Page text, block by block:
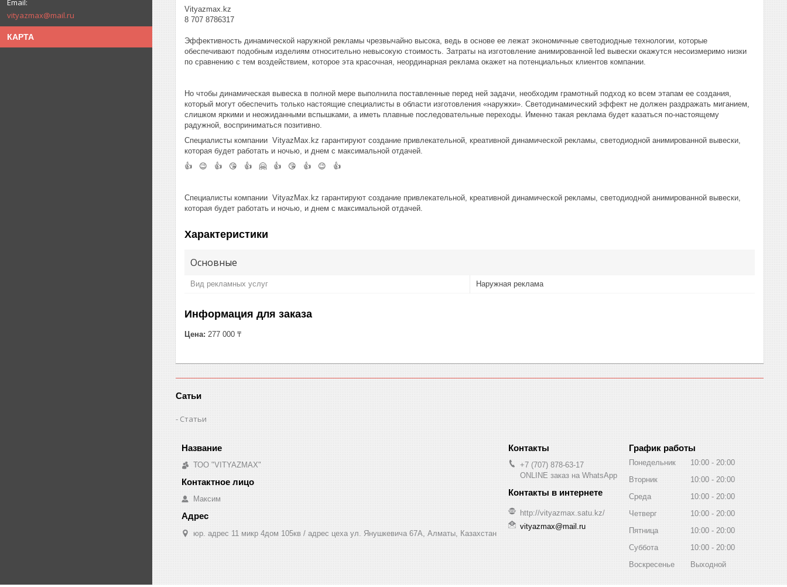
vityazmax@mail.ru
КАРТА
Vityazmax.kz
8 707 8786317
Эффективность динамической наружной рекламы чрезвычайно высока, ведь в основе ее лежат экономичные светодиодные технологии, которые
обеспечивают подобным изделиям относительно невысокую стоимость. Затраты на изготовление анимированной led вывески окажутся несоизмеримо низки
по сравнению с тем воздействием, которое эта красочная, неординарная реклама окажет на потенциальных клиентов компании.
Но чтобы динамическая вывеска в полной мере выполнила поставленные перед ней задачи, необходим грамотный подход ко всем этапам ее создания,
который могут обеспечить только настоящие специалисты в области изготовления «наружки». Светодинамический эффект не должен раздражать миганием,
слишком яркими и неожиданными вспышками, а иметь плавные последовательные переходы. Именно такая реклама будет казаться по-настоящему
радужной, восприниматься позитивно.
Специалисты компании VityazMax.kz гарантируют создание привлекательной, креативной динамической рекламы, светодиодной анимированной вывески,
которая будет работать и ночью, и днем с максимальной отдачей.
👍 😉 👍 😘 👍 🤗 👍 😘 👍 😉 👍
Специалисты компании VityazMax.kz гарантируют создание привлекательной, креативной динамической рекламы, светодиодной анимированной вывески,
которая будет работать и ночью, и днем с максимальной отдачей.
Характеристики
Основные
Вид рекламных услуг Наружная реклама
Информация для заказа
Цена: 277 000 ₸
Сатьи
Статьи
ТОО "VITYAZMAX"
Максим
юр. адрес 11 микр 4дом 105кв / адрес цеха ул. Янушкевича 67А, Алматы, Казахстан
+7 (707) 878-63-17
ONLINE заказ на WhatsApp
http://vityazmax.satu.kz/
vityazmax@mail.ru
График работы
Понедельник 10:00
20:00
Вторник
10:00
20:00
Среда
10:00
20:00
Четверг
10:00
20:00
Пятница
10:00
20:00
Суббота
10:00
20:00
Воскресенье
Выходной